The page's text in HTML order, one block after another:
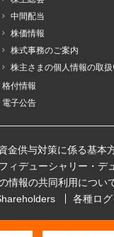
中間配当
株価情報
株式事務のご案内
株主さまの個人情報の取
格付情報
電子公告
金供与対策に係る基本
ィデューシャリー・デ
情報の共同利用につい
各種ロ